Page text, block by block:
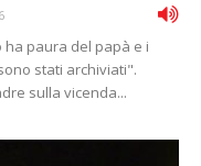
ha paura del papà e i
stati archiviati".
sulla vicenda...